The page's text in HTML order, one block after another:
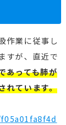
作業に従事し
すが、直近で
あっても肺が
れています。